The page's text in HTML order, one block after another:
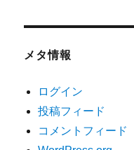
メタ情報
ログイン
投稿フィード
コメントフィード